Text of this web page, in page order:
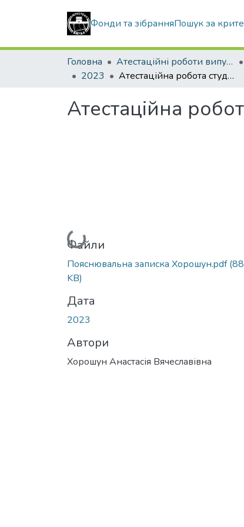
Фонди та зібранняПошук за
Головна Атестаційні роботи випускників
2023
Атестаційна робота студентки Хорошун Анастасії Вячеславівни
Атестаційна
Вантажиться...
Файли
Пояснювальна записка Хорошун.pdf
KB)
Дата
2023
Автори
Хорошун Анастасія Вячеславівна